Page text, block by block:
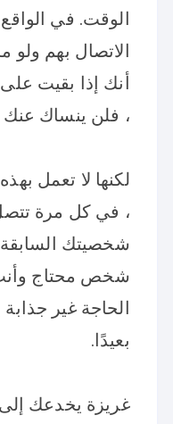
الوقت. في الواقع
الاتصال بهم
أنك إذا بقيت
، فلن ينساك عنك
لكنها لا تعمل
، في كل مرة
شخصيتك
شخص محتاج
الحاجة غير
بعيدًا.
غريزة يخدعك إلى